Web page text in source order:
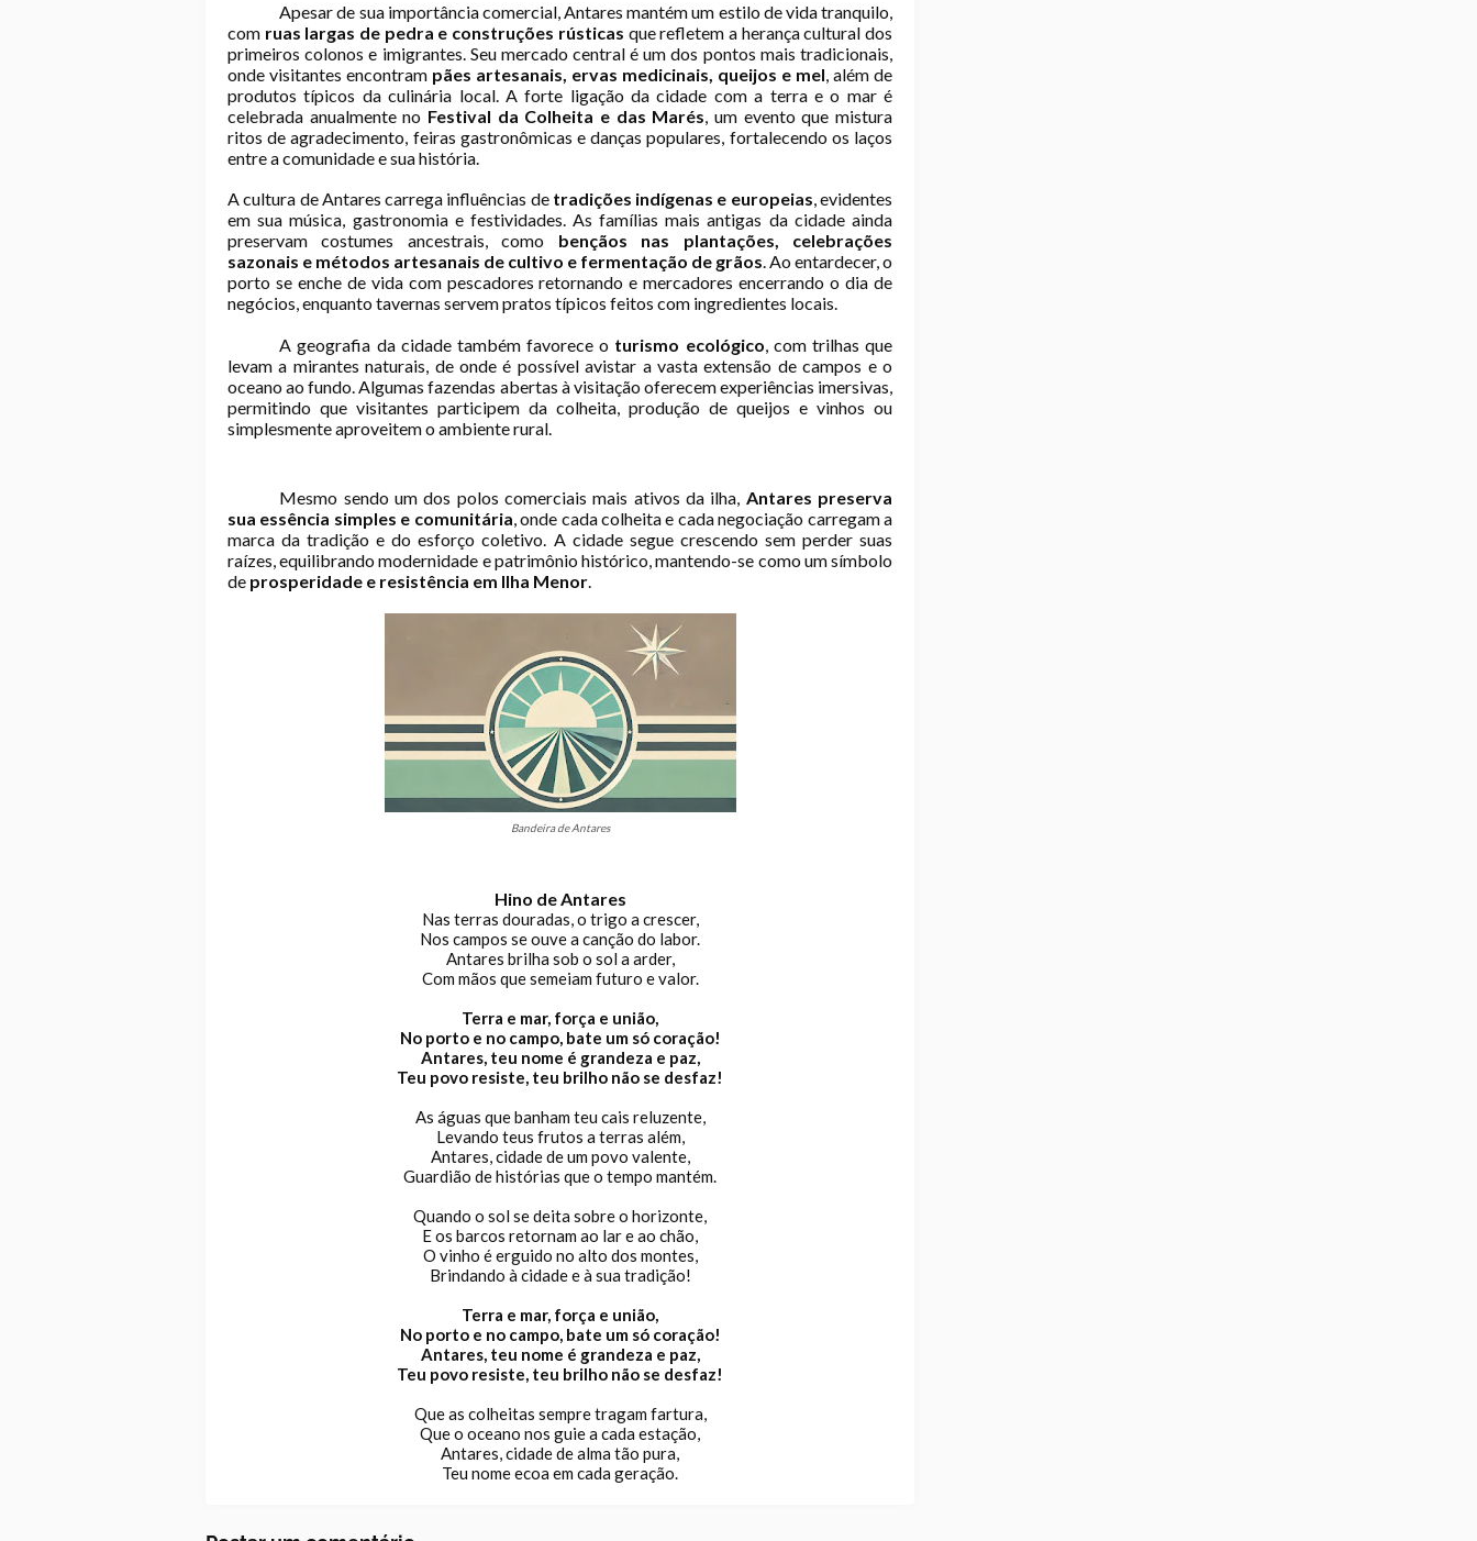
Apesar de sua importância comercial, Antares mantém um estilo de vida tranquilo,
com ruas largas de pedra e construções rústicas que refletem a herança cultural dos
primeiros colonos e imigrantes. Seu mercado central é um dos pontos mais tradicionais,
onde visitantes encontram pães artesanais, ervas medicinais, queijos e mel, além de
produtos típicos da culinária local. A forte ligação da cidade com a terra e o mar é
celebrada anualmente no Festival da Colheita e das Marés, um evento que mistura
ritos de agradecimento, feiras gastronômicas e danças populares, fortalecendo os laços
entre a comunidade e sua história.
A cultura de Antares carrega influências de tradições indígenas e europeias, evidentes
em sua música, gastronomia e festividades. As famílias mais antigas da cidade ainda
preservam costumes ancestrais, como bençãos nas plantações, celebrações
sazonais e métodos artesanais de cultivo e fermentação de grãos. Ao entardecer, o
porto se enche de vida com pescadores retornando e mercadores encerrando o dia de
negócios, enquanto tavernas servem pratos típicos feitos com ingredientes locais.
A geografia da cidade também favorece o turismo ecológico, com trilhas que
levam a mirantes naturais, de onde é possível avistar a vasta extensão de campos e o
oceano ao fundo. Algumas fazendas abertas à visitação oferecem experiências imersivas,
permitindo que visitantes participem da colheita, produção de queijos e vinhos ou
simplesmente aproveitem o ambiente rural.
Mesmo sendo um dos polos comerciais mais ativos da ilha, Antares preserva
sua essência simples e comunitária, onde cada colheita e cada negociação carregam a
marca da tradição e do esforço coletivo. A cidade segue crescendo sem perder suas
raízes, equilibrando modernidade e patrimônio histórico, mantendo-se como um símbolo
de prosperidade e resistência em Ilha Menor.
Bandeira de Antares
Hino de Antares
Nas terras douradas, o trigo a crescer,
Nos campos se ouve a canção do labor.
Antares brilha sob o sol a arder,
Com mãos que semeiam futuro e valor.
Terra e mar, força e união,
No porto e no campo, bate um só coração!
Antares, teu nome é grandeza e paz,
Teu povo resiste, teu brilho não se desfaz!
As águas que banham teu cais reluzente,
Levando teus frutos a terras além,
Antares, cidade de um povo valente,
Guardião de histórias que o tempo mantém.
Quando o sol se deita sobre o horizonte,
E os barcos retornam ao lar e ao chão,
O vinho é erguido no alto dos montes,
Brindando à cidade e à sua tradição!
Terra e mar, força e união,
No porto e no campo, bate um só coração!
Antares, teu nome é grandeza e paz,
Teu povo resiste, teu brilho não se desfaz!
Que as colheitas sempre tragam fartura,
Que o oceano nos guie a cada estação,
Antares, cidade de alma tão pura,
Teu nome ecoa em cada geração.